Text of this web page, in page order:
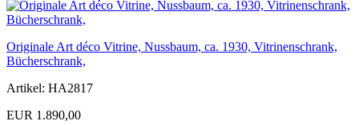
Originale Art déco Vitrine, Nussbaum, ca. 1930, Vitrinenschrank,
Bücherschrank,
Artikel: HA2817
EUR 1.890,00